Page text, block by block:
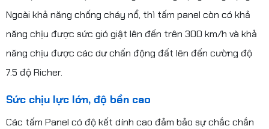
Ngoài khả năng chống cháy nổ, thì tấm panel còn có khả
năng chịu được sức gió giật lên đến trên 300 km/h và khả
năng chịu được các dư chấn động đất lên đến cường độ
7.5 độ Richer.
Sức chịu lực lớn, độ bền cao
Các tấm Panel có độ kết dính cao đảm bảo sự chắc chắn